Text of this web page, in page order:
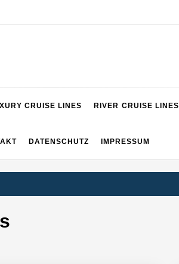
CRUISE LINES RIVER CRUISE LINES
DATENSCHUTZ IMPRESSUM